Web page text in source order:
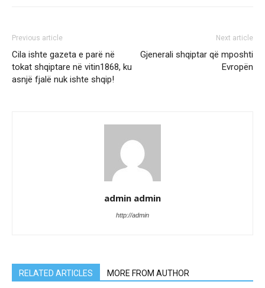
Previous article
Cila ishte gazeta e parë në
tokat shqiptare në vitin1868, ku
asnjë fjalë nuk ishte shqip!
Next article
Gjenerali shqiptar që mposhti
Evropën
admin admin
http://admin
RELATED ARTICLES MORE FROM AUTHOR